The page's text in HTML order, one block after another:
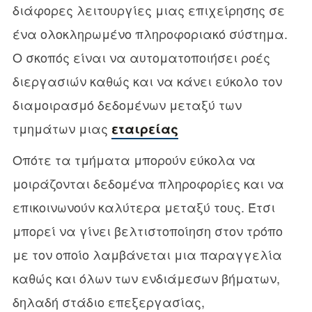
διάφορες λειτουργίες μιας επιχείρησης σε
ένα ολοκληρωμένο πληροφοριακό σύστημα.
Ο σκοπός είναι να αυτοματοποιήσει ροές
διεργασιών καθώς και να κάνει εύκολο τον
διαμοιρασμό δεδομένων μεταξύ των
τμημάτων μιας εταιρείας
Οπότε τα τμήματα μπορούν εύκολα να
μοιράζονται δεδομένα πληροφορίες και να
επικοινωνούν καλύτερα μεταξύ τους. Έτσι
μπορεί να γίνει βελτιστοποίηση στον τρόπο
με τον οποίο λαμβάνεται μια παραγγελία
καθώς και όλων των ενδιάμεσων βήματων,
δηλαδή στάδιο επεξεργασίας,